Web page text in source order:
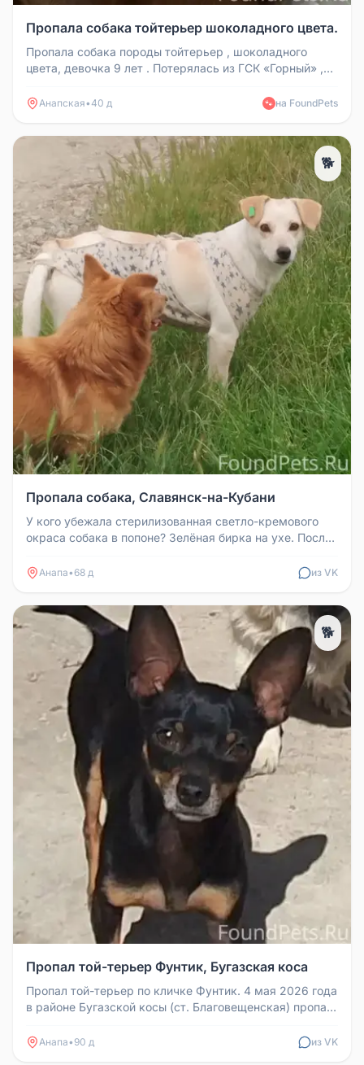
Пропала собака тойтерьер шоколадного цвета.
Пропала собака породы тойтерьер , шоколадного
цвета, девочка 9 лет . Потерялась из ГСК «Горный» ,
Анапская•40 д 🐾 на FoundPets
🐕
Пропала собака, Славянск-на-Кубани
У кого убежала стерилизованная светло-кремового
окраса собака в попоне? Зелёная бирка на ухе. После
Анапа•68 д из VK
🐕
Пропал той-терьер Фунтик, Бугазская коса
Пропал той-терьер по кличке Фунтик. 4 мая 2026 года
в районе Бугазской косы (ст. Благовещенская) пропал
Анапа• 90 д из VK